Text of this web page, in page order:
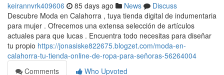
keirannvrk409606 85 days ago News
Discuss
Descubre Moda en Calahorra , tuya tienda digital de indumentaria
para mujer . Ofrecemos una extensa selección de artículos
actuales para que lucas . Encuentra todo necesitas para diseñar
tu propio https://jonasiske822675.blogzet.com/moda-en-
calahorra-tu-tienda-online-de-ropa-para-señoras-56264004
Comments
Who Upvoted